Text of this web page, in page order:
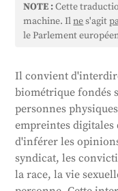
NOTE :Cette
machine. Ilnes'agit
le Parlement
Il convient
biométrique fondés
personnes
empreintes
d'inférer les
syndicat, les
la race, la vie